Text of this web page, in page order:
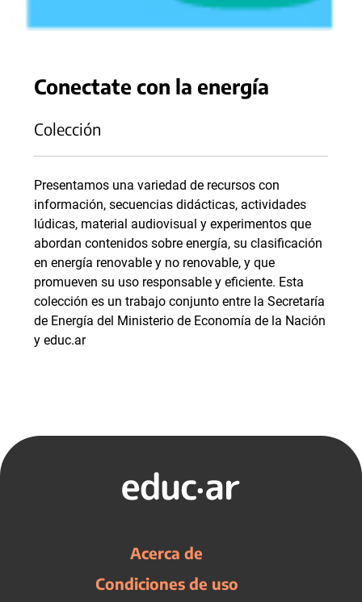
Conectate con la energía
Colección
Presentamos una variedad de recursos con
información, secuencias didácticas, actividades
lúdicas, material audiovisual y experimentos que
abordan contenidos sobre energía, su clasificación
en energía renovable y no renovable, y que
promueven su uso responsable y eficiente. Esta
colección es un trabajo conjunto entre la Secretaría
de Energía del Ministerio de Economía de la Nación
y educ.ar
Acerca de
Condiciones de uso